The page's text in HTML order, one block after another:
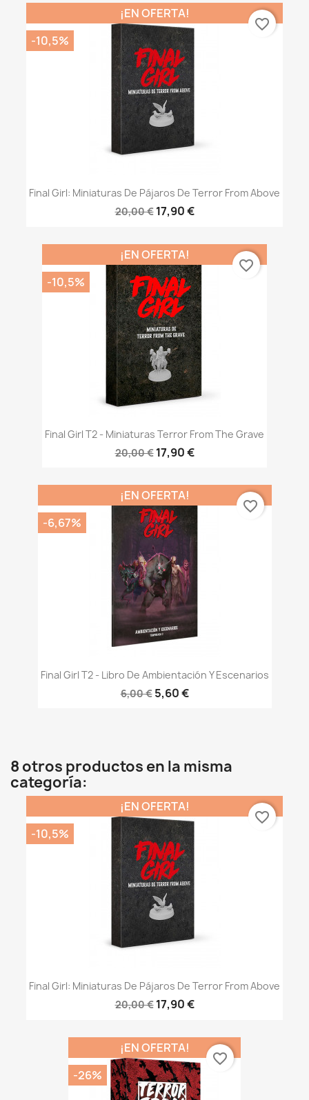
Final Girl: Miniaturas De Pájaros De Terror From Above
20,00 € 17,90 €
¡EN OFERTA!
-10,5%
favorite_border
Final Girl T2 - Miniaturas Terror From The Grave
20,00 € 17,90 €
¡EN OFERTA!
-10,5%
favorite_border
Final Girl T2 - Libro De Ambientación Y Escenarios
6,00 € 5,60 €
¡EN OFERTA!
-6,67%
favorite_border
8 otros productos en la misma
categoría:
Final Girl: Miniaturas De Pájaros De Terror From Above
20,00 € 17,90 €
¡EN OFERTA!
-10,5%
favorite_border
¡EN OFERTA!
-26%
favorite_border